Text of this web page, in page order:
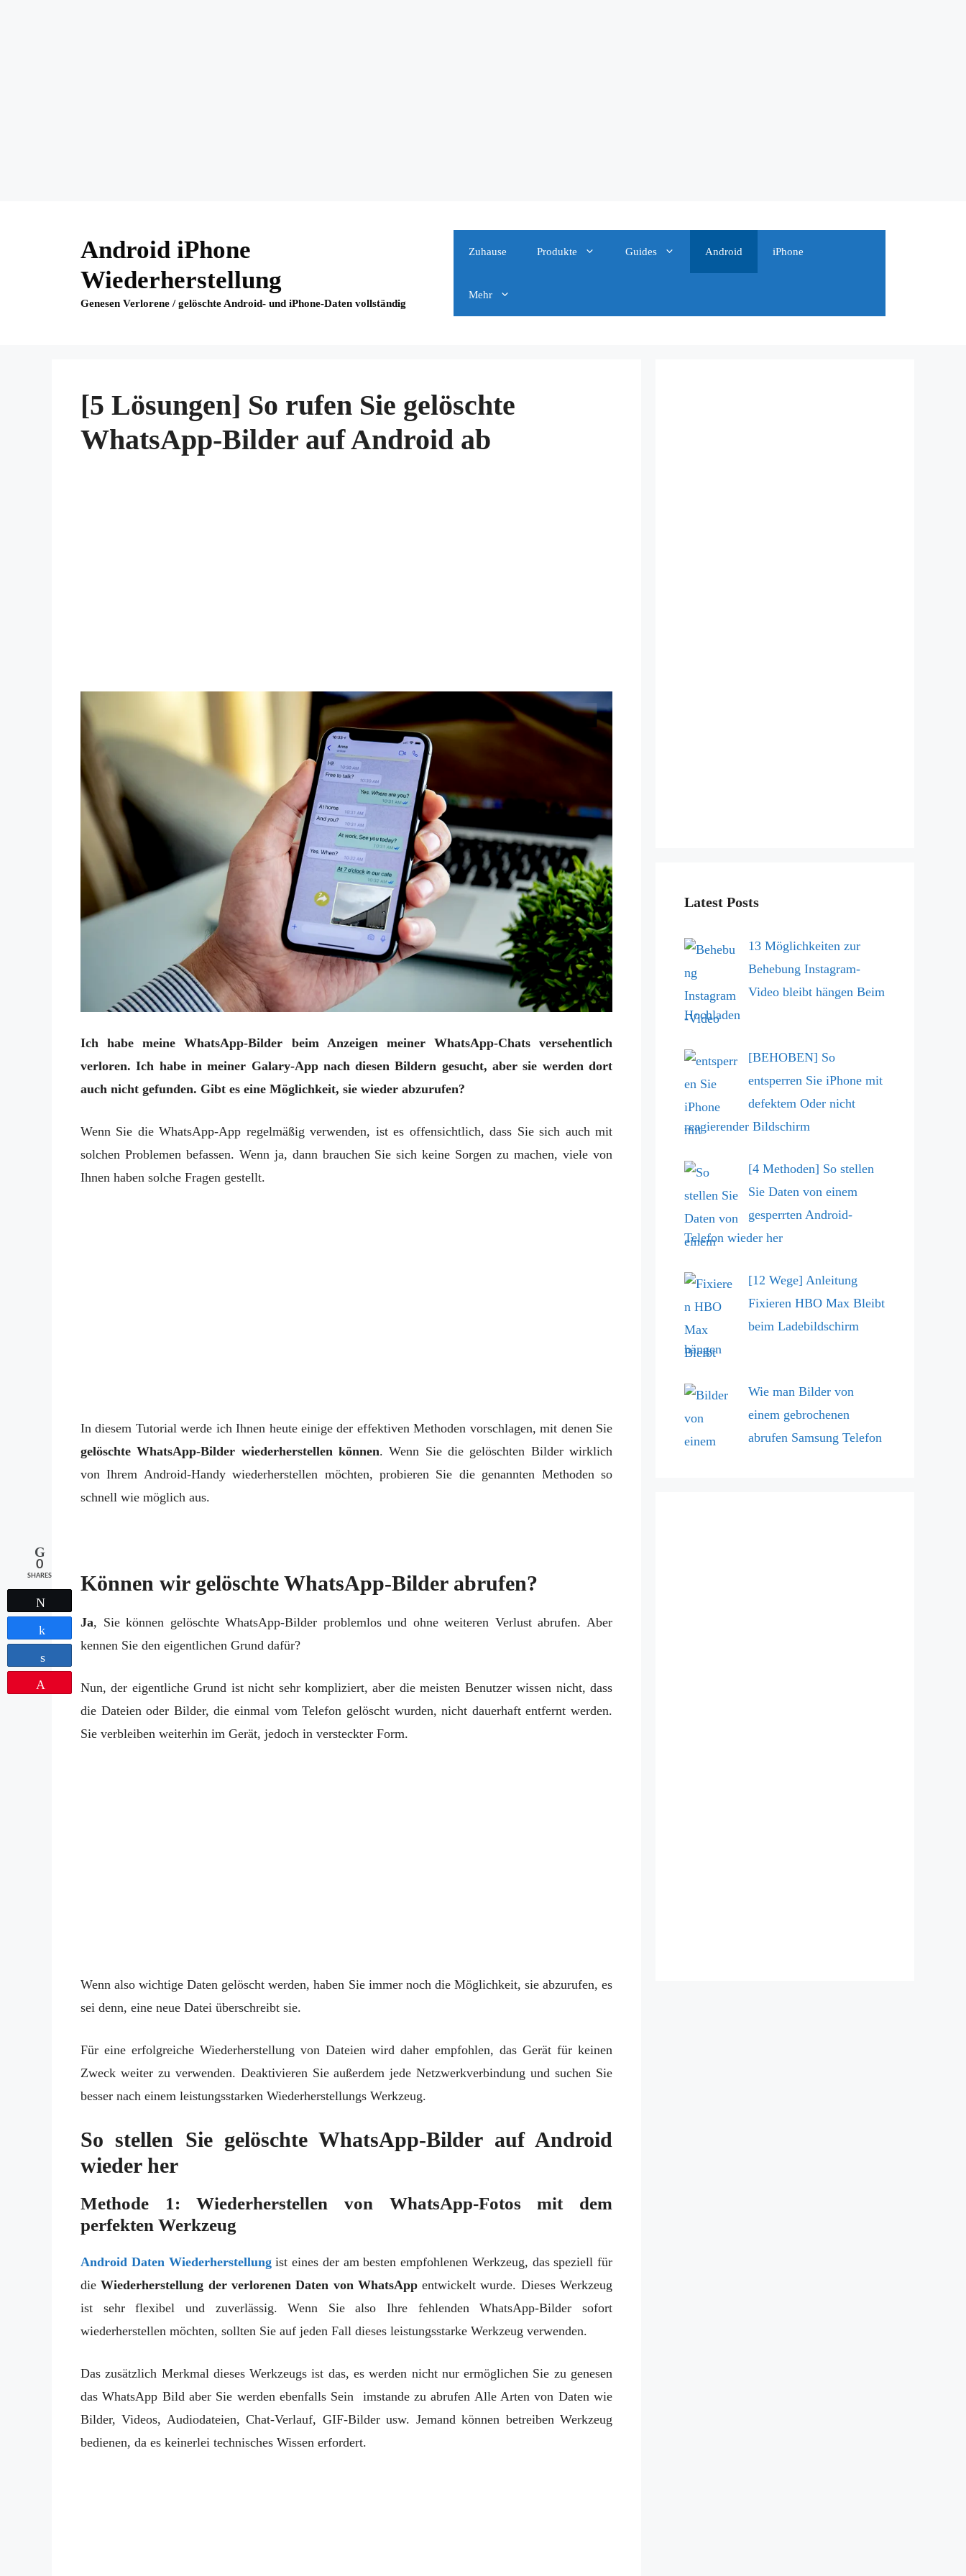
Android iPhone
Wiederherstellung
Genesen Verlorene / gelöschte Android- und iPhone-Daten vollständig
Zuhause Produkte Guides Android iPhone
Mehr
[5 Lösungen] So rufen Sie gelöschte
WhatsApp-Bilder auf Android ab
Ich habe meine WhatsApp-Bilder beim Anzeigen meiner WhatsApp-Chats versehentlich
verloren. Ich habe in meiner Galary-App nach diesen Bildern gesucht, aber sie werden dort
auch nicht gefunden. Gibt es eine Möglichkeit, sie wieder abzurufen?
Wenn Sie die WhatsApp-App regelmäßig verwenden, ist es offensichtlich, dass Sie sich auch mit
solchen Problemen befassen. Wenn ja, dann brauchen Sie sich keine Sorgen zu machen, viele von
Ihnen haben solche Fragen gestellt.
In diesem Tutorial werde ich Ihnen heute einige der effektiven Methoden vorschlagen, mit denen Sie
gelöschte WhatsApp-Bilder wiederherstellen können. Wenn Sie die gelöschten Bilder wirklich
von Ihrem Android-Handy wiederherstellen möchten, probieren Sie die genannten Methoden so
schnell wie möglich aus.
Können wir gelöschte WhatsApp-Bilder abrufen?
Ja, Sie können gelöschte WhatsApp-Bilder problemlos und ohne weiteren Verlust abrufen. Aber
kennen Sie den eigentlichen Grund dafür?
Nun, der eigentliche Grund ist nicht sehr kompliziert, aber die meisten Benutzer wissen nicht, dass
die Dateien oder Bilder, die einmal vom Telefon gelöscht wurden, nicht dauerhaft entfernt werden.
Sie verbleiben weiterhin im Gerät, jedoch in versteckter Form.
Wenn also wichtige Daten gelöscht werden, haben Sie immer noch die Möglichkeit, sie abzurufen, es
sei denn, eine neue Datei überschreibt sie.
Für eine erfolgreiche Wiederherstellung von Dateien wird daher empfohlen, das Gerät für keinen
Zweck weiter zu verwenden. Deaktivieren Sie außerdem jede Netzwerkverbindung und suchen Sie
besser nach einem leistungsstarken Wiederherstellungs Werkzeug.
So stellen Sie gelöschte WhatsApp-Bilder auf Android
wieder her
Methode 1: Wiederherstellen von WhatsApp-Fotos mit dem
perfekten Werkzeug
Android Daten Wiederherstellungist eines der am besten empfohlenen Werkzeug, das speziell für
dieWiederherstellung der verlorenen Daten von WhatsAppentwickelt wurde. Dieses Werkzeug
ist sehr flexibel und zuverlässig. Wenn Sie also Ihre fehlenden WhatsApp-Bilder sofort
wiederherstellen möchten, sollten Sie auf jeden Fall dieses leistungsstarke Werkzeug verwenden.
Das zusätzlich Merkmal dieses Werkzeugs ist das, es werden nicht nur ermöglichen Sie zu genesen
das WhatsApp Bild aber Sie werden ebenfalls Sein imstande zu abrufen Alle Arten von Daten wie
Bilder, Videos, Audiodateien, Chat-Verlauf, GIF-Bilder usw. Jemand können betreiben Werkzeug
bedienen, da es keinerlei technisches Wissen erfordert.
Latest Posts
13 Möglichkeiten zur
Behebung Instagram-
Video bleibt hängen Beim
Hochladen
[BEHOBEN] So
entsperren Sie iPhone mit
defektem Oder nicht
reagierender Bildschirm
[4 Methoden] So stellen
Sie Daten von einem
gesperrten Android-
Telefon wieder her
[12 Wege] Anleitung
Fixieren HBO Max Bleibt
beim Ladebildschirm
hängen
Wie man Bilder von
einem gebrochenen
abrufen Samsung Telefon
0
SHARES